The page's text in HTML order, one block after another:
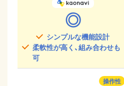
◎
シンプルな機能設計
柔軟性が高く、組み合わせも
可
操作性